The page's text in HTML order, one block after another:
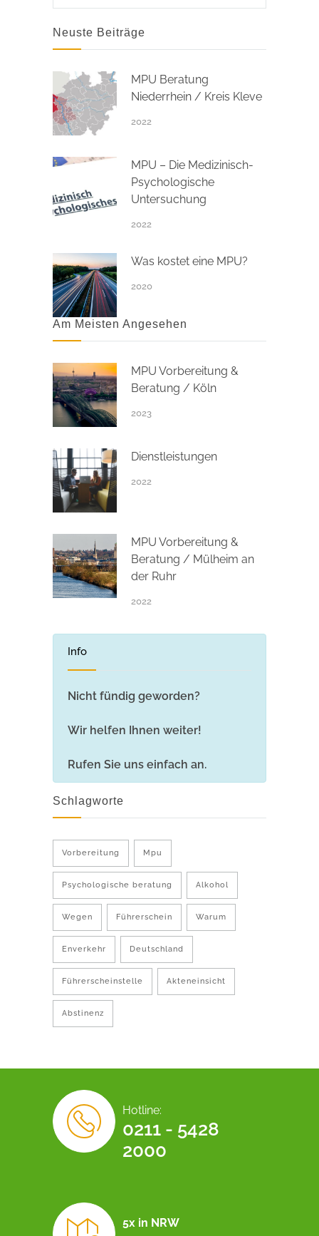
Neuste Beiträge
MPU Beratung
Niederrhein / Kreis Kleve
2022
MPU – Die Medizinisch-
Psychologische
Untersuchung
2022
Was kostet eine MPU?
2020
Am Meisten Angesehen
MPU Vorbereitung &
Beratung / Köln
2023
Dienstleistungen
2022
MPU Vorbereitung &
Beratung / Mülheim an
der Ruhr
2022
Info
Nicht fündig geworden?
Wir helfen Ihnen weiter!
Rufen Sie uns einfach an.
Schlagworte
Vorbereitung Mpu
Psychologische beratung Alkohol
Wegen Führerschein Warum
Enverkehr Deutschland
Führerscheinstelle Akteneinsicht
Abstinenz
Hotline:
0211 - 5428
2000
5x in NRW